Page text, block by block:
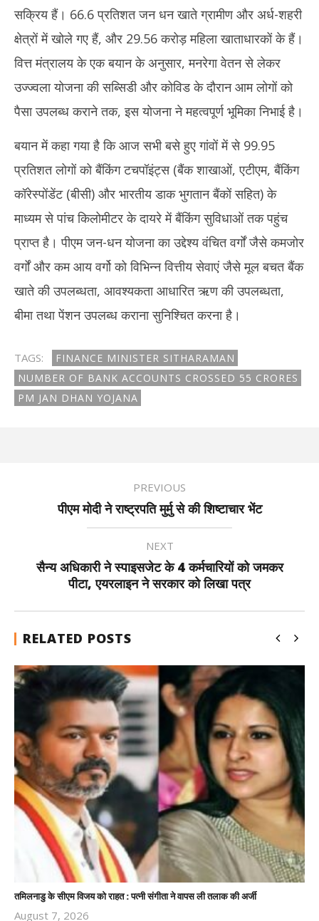
सक्रिय हैं। 66.6 प्रतिशत जन धन खाते ग्रामीण और अर्ध-शहरी
क्षेत्रों में खोले गए हैं, और 29.56 करोड़ महिला खाताधारकों के हैं।
वित्त मंत्रालय के एक बयान के अनुसार, मनरेगा वेतन से लेकर
उज्ज्वला योजना की सब्सिडी और कोविड के दौरान आम लोगों को
पैसा उपलब्ध कराने तक, इस योजना ने महत्वपूर्ण भूमिका निभाई है।
बयान में कहा गया है कि आज सभी बसे हुए गांवों में से 99.95
प्रतिशत लोगों को बैंकिंग टचपॉइंट्स (बैंक शाखाओं, एटीएम, बैंकिंग
कॉरेस्पोंडेंट (बीसी) और भारतीय डाक भुगतान बैंकों सहित) के
माध्यम से पांच किलोमीटर के दायरे में बैंकिंग सुविधाओं तक पहुंच
प्राप्त है। पीएम जन-धन योजना का उद्देश्य वंचित वर्गों जैसे कमजोर
वर्गों और कम आय वर्गो को विभिन्न वित्तीय सेवाएं जैसे मूल बचत बैंक
खाते की उपलब्धता, आवश्यकता आधारित ऋण की उपलब्धता,
बीमा तथा पेंशन उपलब्ध कराना सुनिश्चित करना है।
TAGS:
FINANCE MINISTER SITHARAMAN
NUMBER OF BANK ACCOUNTS CROSSED 55 CRORES
PM JAN DHAN YOJANA
PREVIOUS
पीएम मोदी ने राष्ट्रपति मुर्मु से की शिष्टाचार भेंट
NEXT
सैन्य अधिकारी ने स्पाइसजेट के 4 कर्मचारियों को जमकर
पीटा, एयरलाइन ने सरकार को लिखा पत्र
RELATED POSTS
तमिलनाडु के सीएम विजय को राहत : पत्नी संगीता ने वापस ली तलाक की अर्जी
August 7, 2026